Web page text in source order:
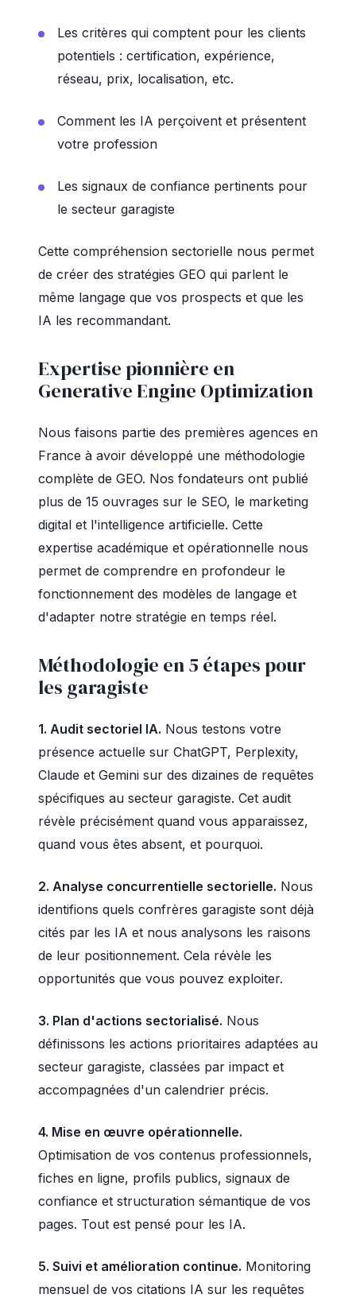
Les critères qui comptent pour les clients
potentiels : certification, expérience,
réseau, prix, localisation, etc.
Comment les IA perçoivent et présentent
votre profession
Les signaux de confiance pertinents pour
le secteur garagiste
Cette compréhension sectorielle nous permet
de créer des stratégies GEO qui parlent le
même langage que vos prospects et que les
IA les recommandant.
Expertise pionnière en
Generative Engine Optimization
Nous faisons partie des premières agences en
France à avoir développé une méthodologie
complète de GEO. Nos fondateurs ont publié
plus de 15 ouvrages sur le SEO, le marketing
digital et l'intelligence artificielle. Cette
expertise académique et opérationnelle nous
permet de comprendre en profondeur le
fonctionnement des modèles de langage et
d'adapter notre stratégie en temps réel.
Méthodologie en 5 étapes pour
les garagiste
1. Audit sectoriel IA. Nous testons votre
présence actuelle sur ChatGPT, Perplexity,
Claude et Gemini sur des dizaines de requêtes
spécifiques au secteur garagiste. Cet audit
révèle précisément quand vous apparaissez,
quand vous êtes absent, et pourquoi.
2. Analyse concurrentielle sectorielle. Nous
identifions quels confrères garagiste sont déjà
cités par les IA et nous analysons les raisons
de leur positionnement. Cela révèle les
opportunités que vous pouvez exploiter.
3. Plan d'actions sectorialisé. Nous
définissons les actions prioritaires adaptées au
secteur garagiste, classées par impact et
accompagnées d'un calendrier précis.
4. Mise en œuvre opérationnelle.
Optimisation de vos contenus professionnels,
fiches en ligne, profils publics, signaux de
confiance et structuration sémantique de vos
pages. Tout est pensé pour les IA.
5. Suivi et amélioration continue. Monitoring
mensuel de vos citations IA sur les requêtes